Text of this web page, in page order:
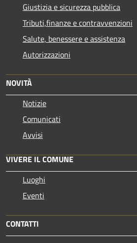
Giustizia e sicurezza pubblica
Tributi,finanze e contravvenzioni
Salute, benessere e assistenza
Autorizzazioni
NOVITÀ
Notizie
Comunicati
Avvisi
VIVERE IL COMUNE
Luoghi
Eventi
CONTATTI